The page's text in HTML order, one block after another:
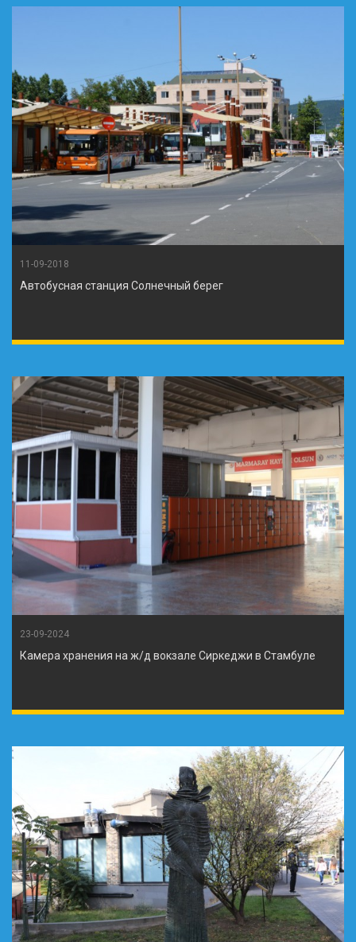
11-09-2018
Автобусная станция Солнечный берег
23-09-2024
Камера хранения на ж/д вокзале Сиркеджи в Стамбуле